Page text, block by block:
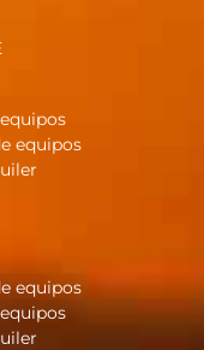
equipos
equipos